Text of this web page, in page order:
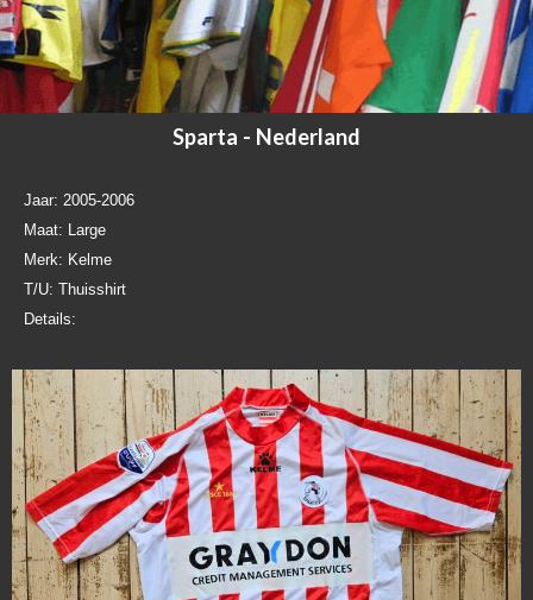
Sparta - Nederland
Jaar: 2005-2006
Maat: Large
Merk: Kelme
T/U: Thuisshirt
Details: